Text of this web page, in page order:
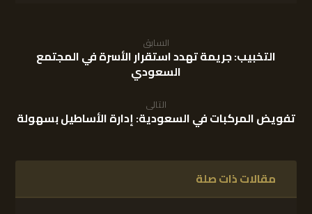
السابق
التخبيب: جريمة تهدد استقرار الأسرة في المجتمع
السعودي
التالى
تفويض المركبات في السعودية: إدارة الأساطيل بسهولة
مقالات ذات صلة